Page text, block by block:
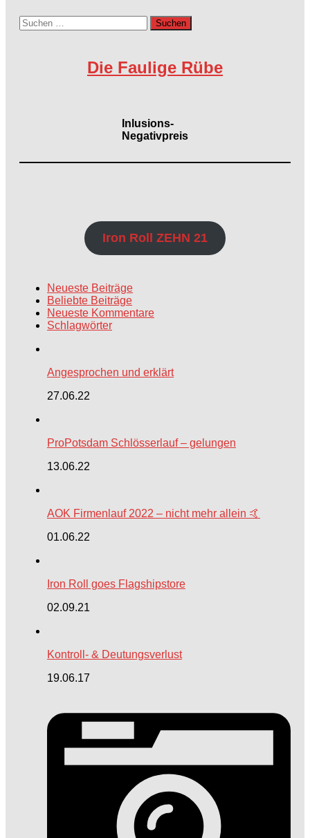
Suchen
nach:
Die Faulige Rübe
Inlusions-
Negativpreis
Iron Roll ZEHN 21
Neueste Beiträge
Beliebte Beiträge
Neueste Kommentare
Schlagwörter
Angesprochen und erklärt
27.06.22
ProPotsdam Schlösserlauf – gelungen
13.06.22
AOK Firmenlauf 2022 – nicht mehr allein 🤙
01.06.22
Iron Roll goes Flagshipstore
02.09.21
Kontroll- & Deutungsverlust
19.06.17